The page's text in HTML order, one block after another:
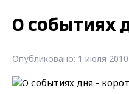
О событиях
Опубликовано: 1 июля